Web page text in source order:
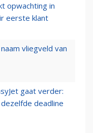
opwachting in
eerste klant
vliegveld van
gaat verder:
deadline